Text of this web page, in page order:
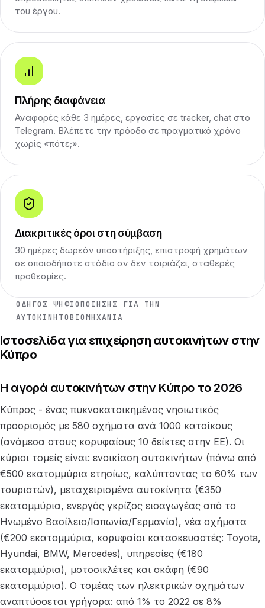
του έργου.
Πλήρης διαφάνεια
Αναφορές κάθε 3 ημέρες, εργασίες σε tracker, chat στο
Telegram. Βλέπετε την πρόοδο σε πραγματικό χρόνο
χωρίς «πότε;».
Διακριτικές όροι στη σύμβαση
30 ημέρες δωρεάν υποστήριξης, επιστροφή χρημάτων
σε οποιοδήποτε στάδιο αν δεν ταιριάζει, σταθερές
προθεσμίες.
ΟΔΗΓΌΣ ΨΗΦΙΟΠΟΊΗΣΗΣ ΓΙΑ ΤΗΝ
ΑΥΤΟΚΙΝΗΤΟΒΙΟΜΗΧΑΝΊΑ
Ιστοσελίδα για επιχείρηση αυτοκινήτων στην
Κύπρο
Η αγορά αυτοκινήτων στην Κύπρο το 2026
Κύπρος - ένας πυκνοκατοικημένος νησιωτικός
προορισμός με 580 οχήματα ανά 1000 κατοίκους
(ανάμεσα στους κορυφαίους 10 δείκτες στην ΕΕ). Οι
κύριοι τομείς είναι: ενοικίαση αυτοκινήτων (πάνω από
€500 εκατομμύρια ετησίως, καλύπτοντας το 60% των
τουριστών), μεταχειρισμένα αυτοκίνητα (€350
εκατομμύρια, ενεργός γκρίζος εισαγωγέας από το
Ηνωμένο Βασίλειο/Ιαπωνία/Γερμανία), νέα οχήματα
(€200 εκατομμύρια, κορυφαίοι κατασκευαστές: Toyota,
Hyundai, BMW, Mercedes), υπηρεσίες (€180
εκατομμύρια), μοτοσικλέτες και σκάφη (€90
εκατομμύρια). Ο τομέας των ηλεκτρικών οχημάτων
αναπτύσσεται γρήγορα: από 1% το 2022 σε 8%